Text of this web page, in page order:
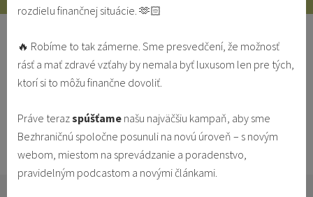
5 dôvodov, prečo sa katolíci majú
vracať ku kuchárskemu umeniu
LIFESTYLE
Viera Šoganová
26.4.2022 Vzťahy & Identita
rozdielu finančnej situácie. 🫶🏻
🔥 Robíme to tak zámerne. Sme presvedčení, že možnosť
rásť a mať zdravé vzťahy by nemala byť luxusom len pre tých,
ktorí si to môžu finančne dovoliť.
Práve terazspúšťame našu najväčšiu kampaň, aby sme
Bezhraničnú spoločne posunuli na novú úroveň – s novým
webom, miestom na sprevádzanie a poradenstvo,
pravidelným podcastom a novými článkami.